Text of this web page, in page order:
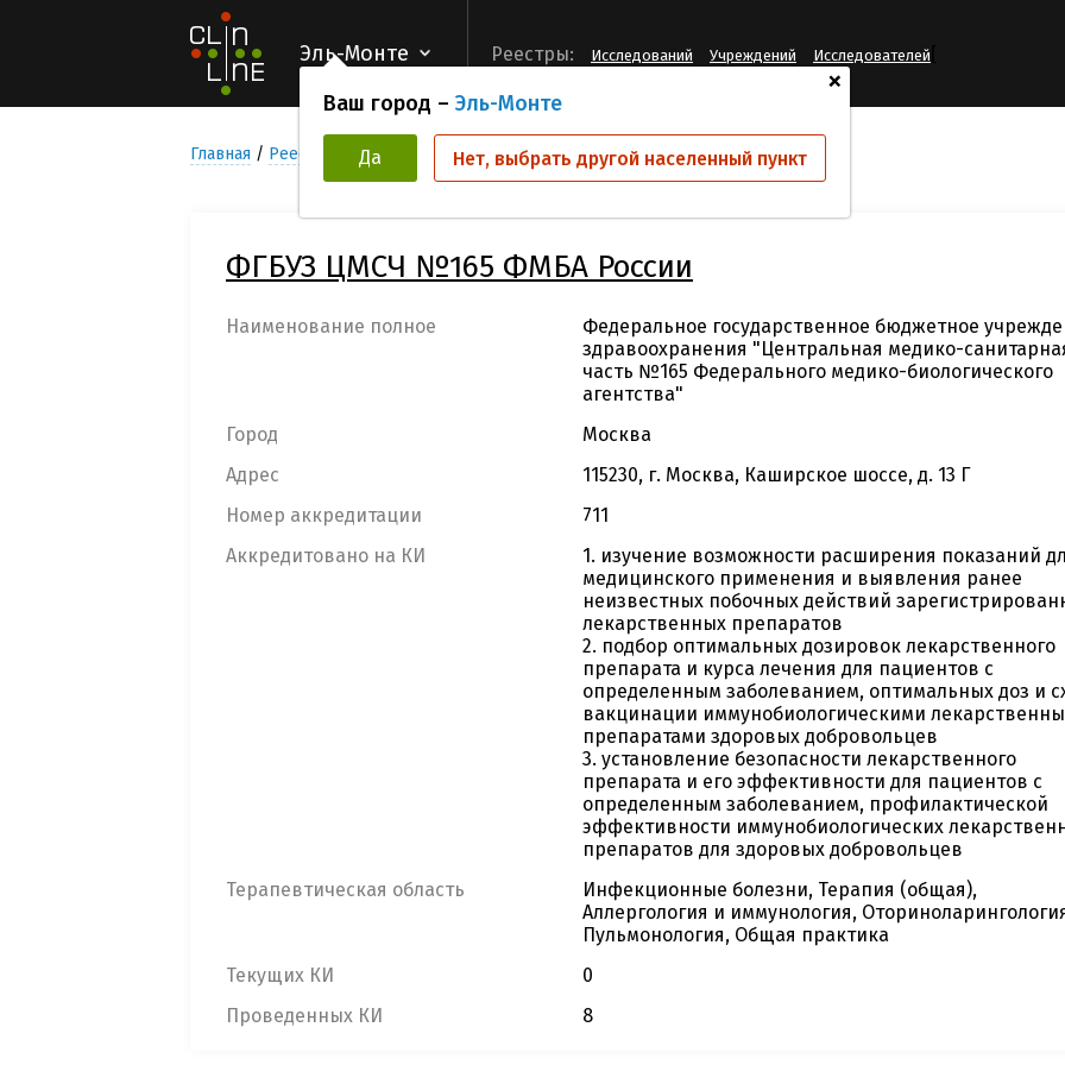
Эль-Монте
+
Ваш город – Эль-Монте
Да Нет, выбрать другой населенный пункт
Реестры: Исследований Учреждений Исследователей
Главная Реестр Медицинских учреждений ФГБУЗ ЦМСЧ №165 ФМБА России
ФГБУЗ ЦМСЧ №165 ФМБА России
Наименование полное
Федеральное государственное бюджетное
здравоохранения "Центральная медико-
часть №165 Федерального медико-биологического
агентства"
Город
Москва
Адрес
115230, г. Москва, Каширское шоссе, д. 13 Г
Номер аккредитации
711
Аккредитовано на КИ
1. изучение возможности расширения показаний
медицинского применения и выявления ранее
неизвестных побочных действий
лекарственных препаратов
2. подбор оптимальных дозировок лекарственного
препарата и курса лечения для пациентов с
определенным заболеванием, оптимальных доз и
вакцинации иммунобиологическими
препаратами здоровых добровольцев
3. установление безопасности лекарственного
препарата и его эффективности для пациентов с
определенным заболеванием, профилактической
эффективности иммунобиологических
препаратов для здоровых добровольцев
Терапевтическая область
Инфекционные болезни, Терапия (общая),
Аллергология и иммунология,
Пульмонология, Общая практика
Текущих КИ
0
Проведенных КИ
8